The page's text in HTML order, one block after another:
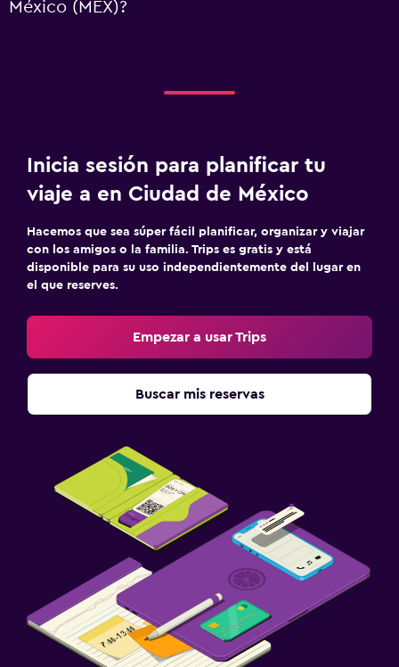
México (MEX)?
Inicia sesión para planificar tu
viaje a en Ciudad de México
Hacemos que sea súper fácil planificar, organizar y viajar
con los amigos o la familia. Trips es gratis y está
disponible para su uso independientemente del lugar en
el que reserves.
Empezar a usar Trips
Buscar mis reservas